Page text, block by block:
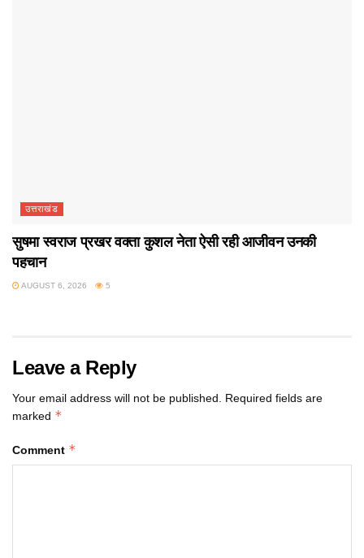
उत्तराखंड
सुषमा स्वराज प्रखर वक्ता कुशल नेता ऐसी रही आजीवन उनकी
पहचान
AUGUST 6, 2026 5
Leave a Reply
Your email address will not be published. Required fields are
marked *
Comment *